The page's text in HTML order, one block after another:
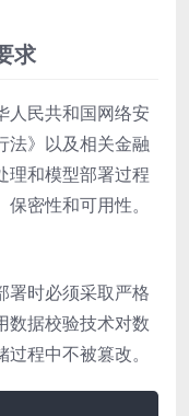
求
人民共和国网络安
法》以及相关金融
理和模型部署过程
密性和可用性。
署时必须采取严格
数据校验技术对数
程中不被篡改。